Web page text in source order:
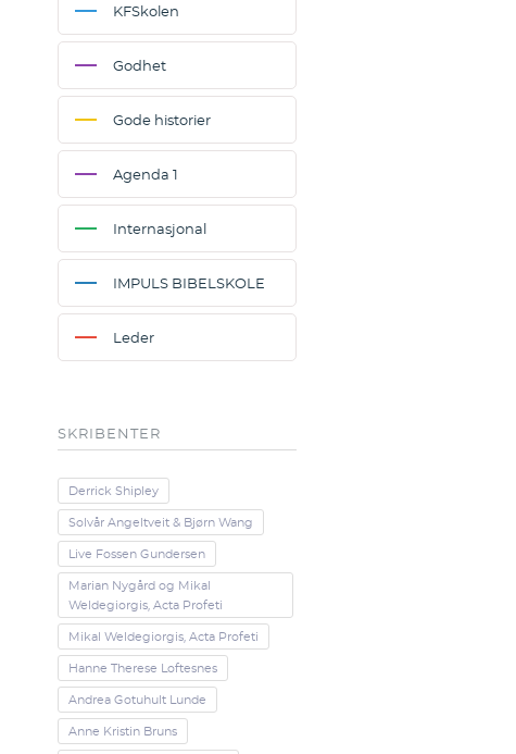
KFSkolen
Godhet
Gode historier
Agenda 1
Internasjonal
IMPULS BIBELSKOLE
Leder
SKRIBENTER
Derrick Shipley
Solvår Angeltveit & Bjørn Wang
Live Fossen Gundersen
Marian Nygård og Mikal
Weldegiorgis, Acta Profeti
Mikal Weldegiorgis, Acta Profeti
Hanne Therese Loftesnes
Andrea Gotuhult Lunde
Anne Kristin Bruns